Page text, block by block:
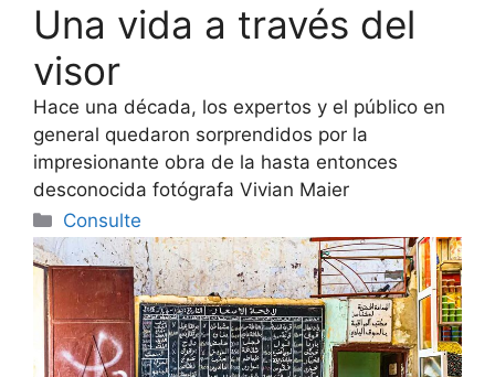
Una vida a través del
visor
Hace una década, los expertos y el público en
general quedaron sorprendidos por la
impresionante obra de la hasta entonces
desconocida fotógrafa Vivian Maier
Categorías
Consulte